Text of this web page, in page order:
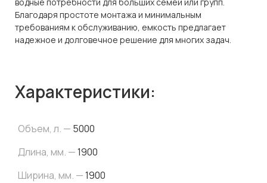
водные потребности для больших семей или групп.
Благодаря простоте монтажа и минимальным
требованиям к обслуживанию, емкость предлагает
надежное и долговечное решение для многих задач.
Характеристики:
Объем, л. — 5000
Длина, мм. —1900
Ширина, мм. —1900